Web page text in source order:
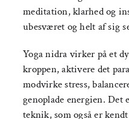
meditation, klarhed og
ubesværet og helt af sig
Yoga nidra virker på et
kroppen, aktivere det
modvirke stress,
genoplade energien. Det
teknik, som også er